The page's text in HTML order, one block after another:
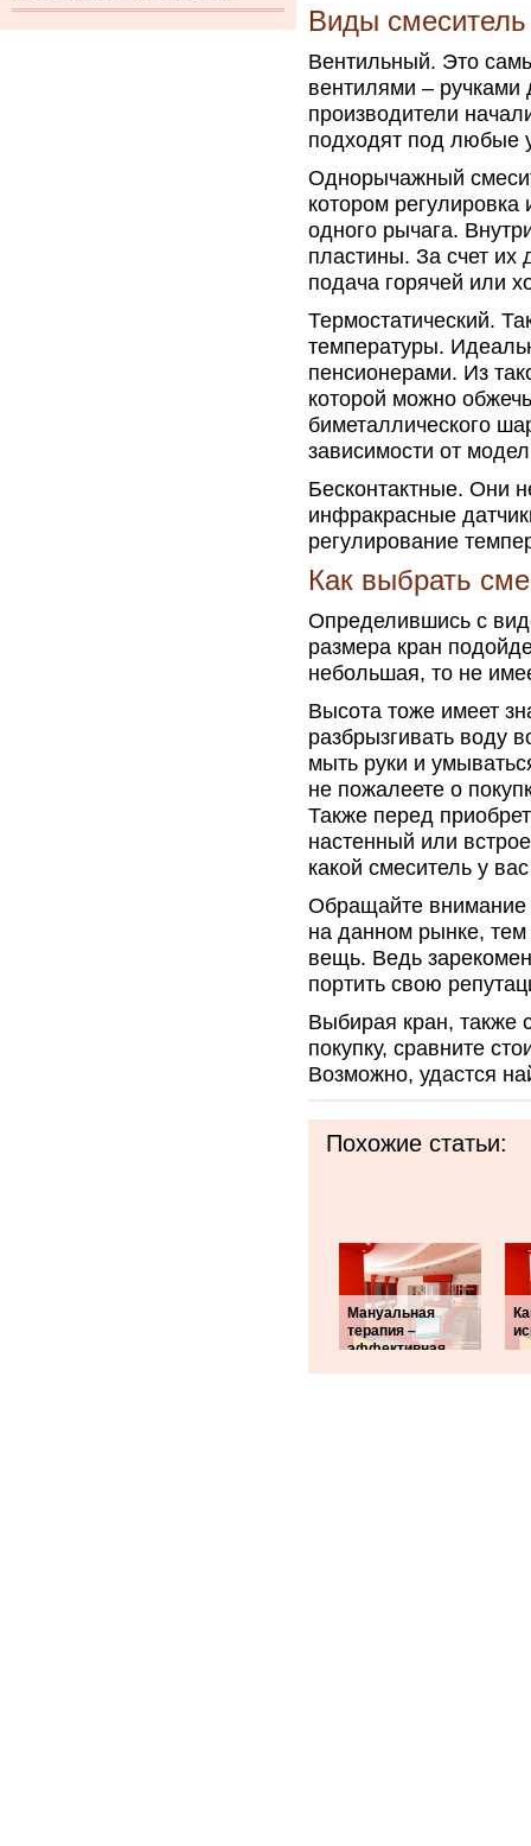
Виды
Вентильный. Это
вентилями –
производители
подходят под любые
Однорычажный
котором
одного рычага.
пластины. За счет их
подача горячей или
Термостатический.
температуры.
пенсионерами. Из
которой можно
биметаллического
зависимости от
Бесконтактные. Они
инфракрасные
регулирование
Как выбрать
Определившись с
размера кран
небольшая, то не
Высота тоже имеет
разбрызгивать воду
мыть руки и
не пожалеете о
Также перед
настенный или
какой смеситель у
Обращайте внимание
на данном рынке,
вещь. Ведь
портить свою
Выбирая кран, также
покупку, сравните
Возможно, удастся
Похожие статьи:
Мануальная
терапия –
эффективная